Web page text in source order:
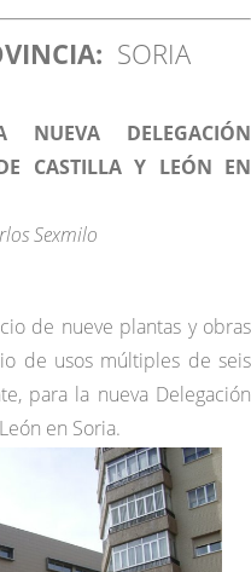
SORIA
DELEGACIÓN
CASTILLA Y LEÓN EN
Sexmilo
de nueve plantas y obras
de usos múltiples de seis
para la nueva Delegación
en Soria.